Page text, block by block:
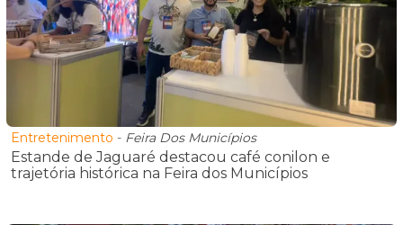
Entretenimento - Feira Dos Municípios
Estande de Jaguaré destacou café conilon e
trajetória histórica na Feira dos Municípios